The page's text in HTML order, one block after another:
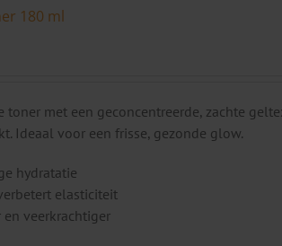
180 ml
toner met een geconcentreerde, zachte
Ideaal voor een frisse, gezonde glow.
hydratatie
elasticiteit
veerkrachtiger